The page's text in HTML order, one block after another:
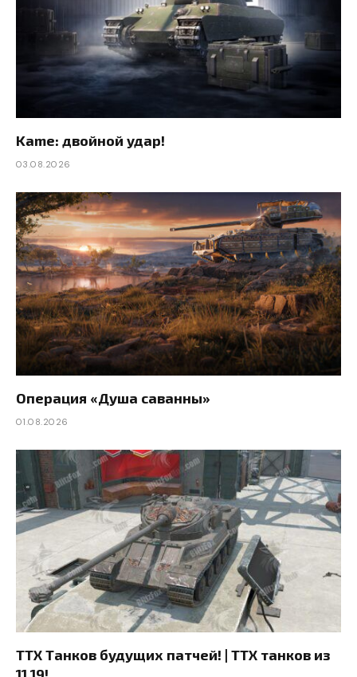
Kame: двойной удар!
03.08.2026
Операция «Душа саванны»
01.08.2026
ТТХ Танков будущих патчей! | ТТХ танков из